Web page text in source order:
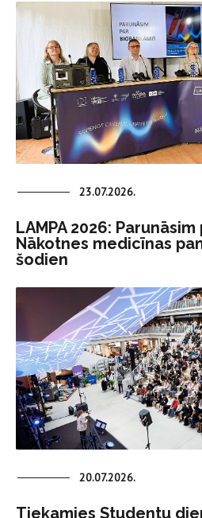
23.07.2026.
LAMPA 2026:
Nākotnes medicīnas
šodien
20.07.2026.
Tiekamies Studentu